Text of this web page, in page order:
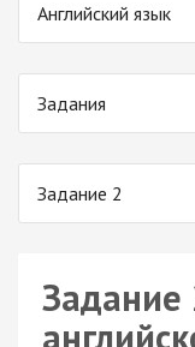
Английский язык
Задания
Задание 2
Задание